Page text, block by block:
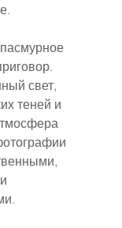
свет,
теней и